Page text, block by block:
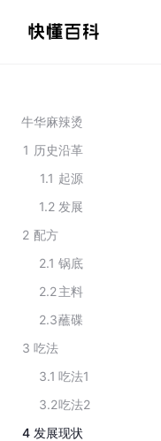
牛华麻辣烫
1 历史沿革
1.1 起源
1.2 发展
2 配方
2.1 锅底
2.2主料
2.3蘸碟
3 吃法
3.1 吃法1
3.2吃法2
4 发展现状